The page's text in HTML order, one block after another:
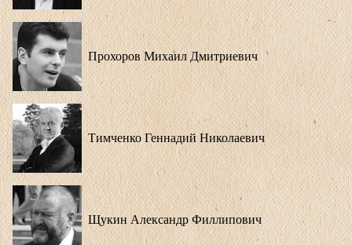
Прохоров Михаил Дмитриевич
Тимченко Геннадий Николаевич
Щукин Александр Филлипович